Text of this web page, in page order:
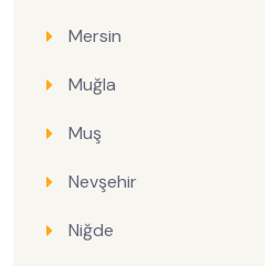
Mersin
Muğla
Muş
Nevşehir
Niğde